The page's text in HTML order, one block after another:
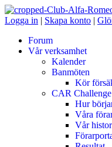
Logga in | Skapa konto |
Forum
Vår verksamhet
Kalender
Banmöten
Kör
CAR Challenge
Hur
Våra
Vår